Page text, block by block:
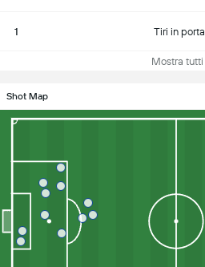
1 Tiri in porta
Mostra tutti
Shot Map